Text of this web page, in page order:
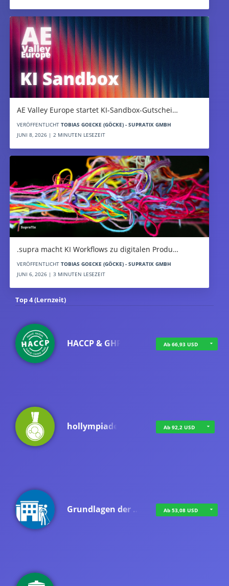
AE Valley Europe startet KI-Sandbox-Gutschei…
VERÖFFENTLICHT TOBIAS GOECKE (GÖCKE) - SUPRATIX GMBH
JUNI 8, 2026 | 2 MINUTEN LESEZEIT
.supra macht KI Workflows zu digitalen Produ…
VERÖFFENTLICHT TOBIAS GOECKE (GÖCKE) - SUPRATIX GMBH
JUNI 6, 2026 | 3 MINUTEN LESEZEIT
Top 4 (Lernzeit)
HACCP & GHP Ab 66,93 USD
hollympiade Ab 92,2 USD
Grundlagen der … Ab 53,08 USD